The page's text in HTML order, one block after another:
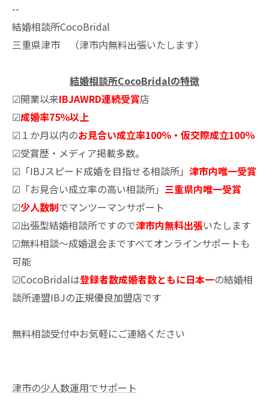
--
結婚相談所CocoBridal
三重県津市 （津市内無料出張いたします）
結婚相談所CocoBridalの特徴
☑開業以来IBJAWRD連続受賞店
☑成婚率75％以上
☑１か月以内のお見合い成立率100％・仮交際成立100％
☑受賞歴・メディア掲載多数。
☑「IBJスピード成婚を目指せる相談所」 津市内唯一受賞
☑「お見合い成立率の高い相談所」 三重県内唯一受賞
☑少人数制でマンツーマンサポート
☑出張型結婚相談所ですので津市内無料出張いたします
☑無料相談～成婚退会まですべてオンラインサポートも
可能
☑CocoBridalは登録者数成婚者数ともに日本一の結婚相
談所連盟IBJの正規優良加盟店です
無料相談受付中お気軽にご連絡ください
津市の少人数運用でサポート